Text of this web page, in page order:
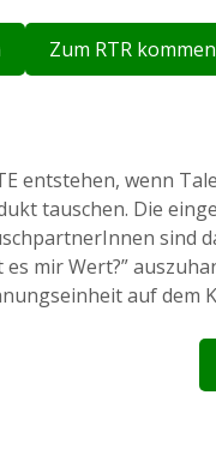
Zum RTR kommen
entstehen, wenn
tauschen. Die
sind
es mir Wert?”
auf dem